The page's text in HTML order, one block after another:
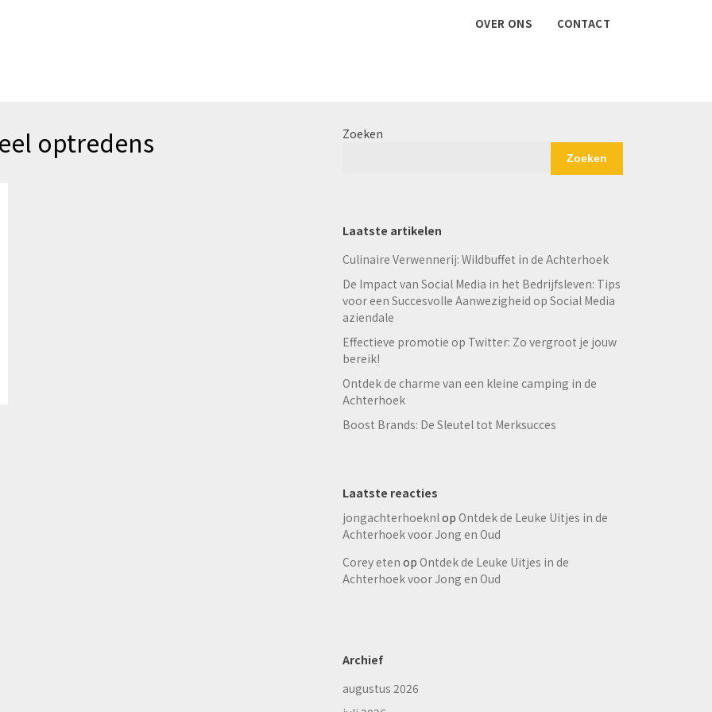
OVER ONS CONTACT
optredens Zoeken
Zoeken
Laatste artikelen
Culinaire Verwennerij: Wildbuffet in de Achterhoek
De Impact van Social Media in het Bedrijfsleven: Tips
voor een Succesvolle Aanwezigheid op Social Media
aziendale
Effectieve promotie op Twitter: Zo vergroot je jouw
bereik!
Ontdek de charme van een kleine camping in de
Achterhoek
Boost Brands: De Sleutel tot Merksucces
Laatste reacties
jongachterhoeknlop Ontdek de Leuke Uitjes in de
Achterhoek voor Jong en Oud
Corey eten op Ontdek de Leuke Uitjes in de
Achterhoek voor Jong en Oud
Archief
augustus 2026